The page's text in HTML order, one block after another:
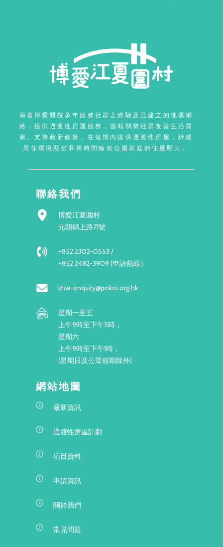
藉著博愛醫院多年服務社群之經驗及已建立的地區網
絡，提供過渡性房屋服務，協助弱勢社群改善生活質
素。支持政府政策，在短期內提供過渡性房屋，紓緩
居住環境惡劣和長時間輪候公屋家庭的住屋壓力。
聯絡我們
博愛江夏圍村
元朗錦上路71號
+852 2302-0553 /
+852 2482-3909 (申請熱線）
khw-enquiry@pokoi.org.hk
星期一至五
上午9時至下午5時；
星期六
上午9時至下午1時；
(星期日及公眾假期除外)
網站地圖
最新資訊
過渡性房屋計劃
項目資料
申請資訊
關於我們
常見問題